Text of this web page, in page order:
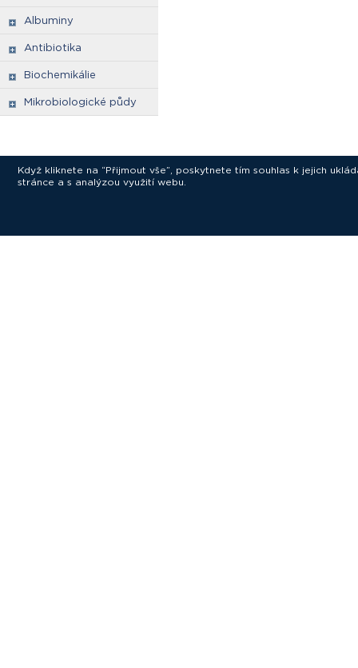
Albuminy
Antibiotika
Biochemikálie
Mikrobiologické půdy
Když kliknete na “Přijmout vše”, poskytnete tím souhlas k jejich
stránce a s analýzou využití webu.